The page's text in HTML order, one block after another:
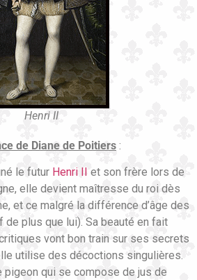
Henri II
de Diane de Poitiers :
le futur Henri II
et son frère lors de
elle devient maîtresse du roi dès
et ce malgré la différence d’âge des
de plus que lui). Sa beauté en fait
vont bon train sur ses secrets
utilise des décoctions singulières.
pigeon qui se compose de jus de